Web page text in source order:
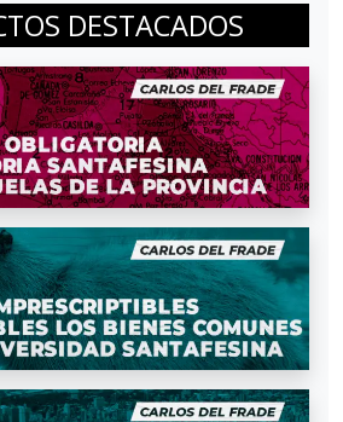
DESTACADOS